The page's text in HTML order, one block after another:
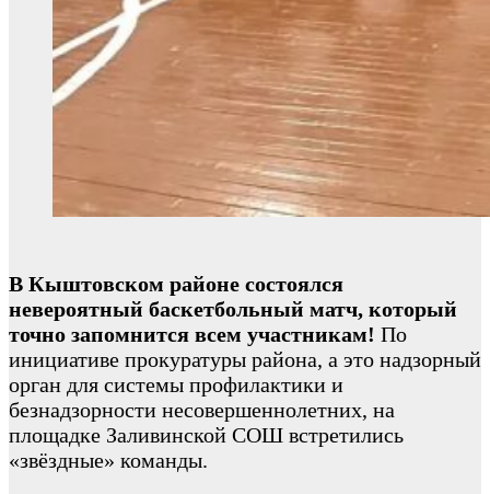
В Кыштовском районе состоялся
невероятный баскетбольный матч, который
точно запомнится всем участникам! По
инициативе прокуратуры района, а это надзорный
орган для системы профилактики и
безнадзорности несовершеннолетних, на
площадке Заливинской СОШ встретились
«звёздные» команды.